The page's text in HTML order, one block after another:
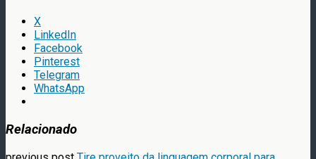
X
LinkedIn
Facebook
Pinterest
Telegram
WhatsApp
Relacionado